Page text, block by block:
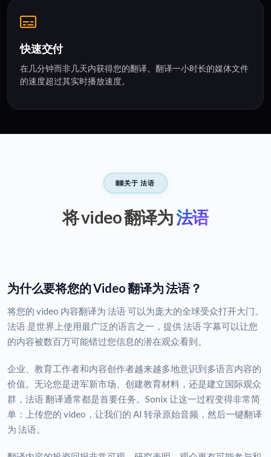
快速交付
在几分钟而非几天内获得您的翻译。翻译一小时长的媒体文件
的速度超过其实时播放速度。
关于 法语
将 video 翻译为法语
为什么要将您的 Video 翻译为 法语？
将您的 video 内容翻译为 法语 可以为庞大的全球受众打开大门。
法语 是世界上使用最广泛的语言之一，提供 法语 字幕可以让您
的内容被数百万可能错过您信息的潜在观众看到。
企业、教育工作者和内容创作者越来越多地意识到多语言内容的
价值。无论您是进军新市场、创建教育材料，还是建立国际观众
群，法语 翻译通常都是首要任务。Sonix 让这一过程变得非常简
单：上传您的 video，让我们的 AI 转录原始音频，然后一键翻译
为 法语。